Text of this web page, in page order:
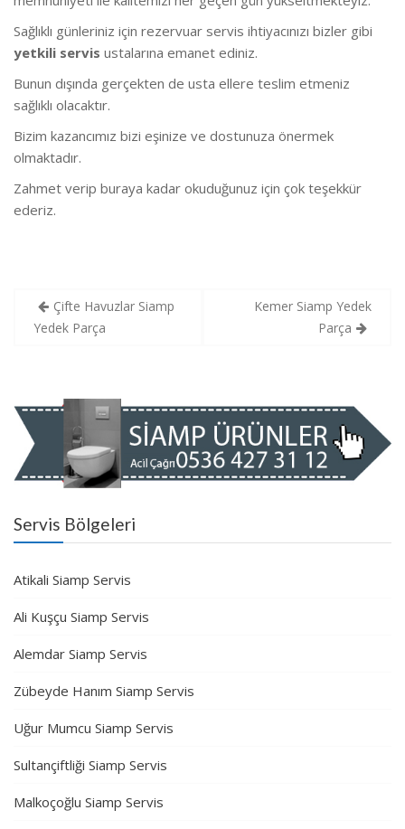
Sağlıklı günleriniz için rezervuar servis ihtiyacınızı bizler gibi
yetkili servis ustalarına emanet ediniz.
Bunun dışında gerçekten de usta ellere teslim etmeniz
sağlıklı olacaktır.
Bizim kazancımız bizi eşinize ve dostunuza önermek
olmaktadır.
Zahmet verip buraya kadar okuduğunuz için çok teşekkür
ederiz.
Yazı
gezinmesi
Çifte Havuzlar Siamp
Yedek Parça
Kemer Siamp Yedek
Parça
Servis Bölgeleri
Atikali Siamp Servis
Ali Kuşçu Siamp Servis
Alemdar Siamp Servis
Zübeyde Hanım Siamp Servis
Uğur Mumcu Siamp Servis
Sultançiftliği Siamp Servis
Malkoçoğlu Siamp Servis